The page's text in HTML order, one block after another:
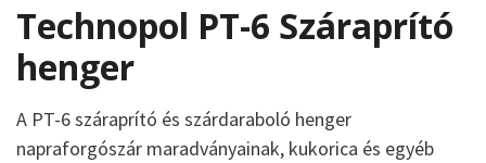
Technopol PT-6 Száraprító
henger
A PT-6 száraprító és szárdaraboló henger
napraforgószár maradványainak, kukorica és egyéb